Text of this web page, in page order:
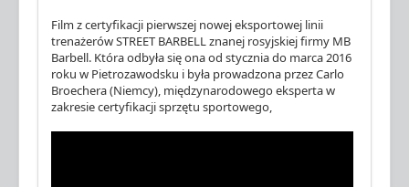
Film z certyfikacji pierwszej nowej eksportowej linii
trenażerów STREET BARBELL znanej rosyjskiej firmy MB
Barbell. Która odbyła się ona od stycznia do marca 2016
roku w Pietrozawodsku i była prowadzona przez Carlo
Broechera (Niemcy), międzynarodowego eksperta w
zakresie certyfikacji sprzętu sportowego,